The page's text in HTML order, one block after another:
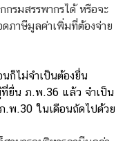
กรมสรรพากรได้ หรือจะ
ภาษีมูลค่าเพิ่มที่ต้องจ่าย
ก็ไม่จำเป็นต้องยื่น
ยื่น ภ.พ.36 แล้ว จำเป็น
.พ.30 ในเดือนถัดไปด้วย